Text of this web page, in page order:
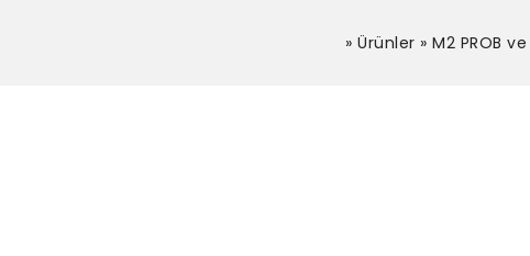
» Ürünler » M2 PROB ve